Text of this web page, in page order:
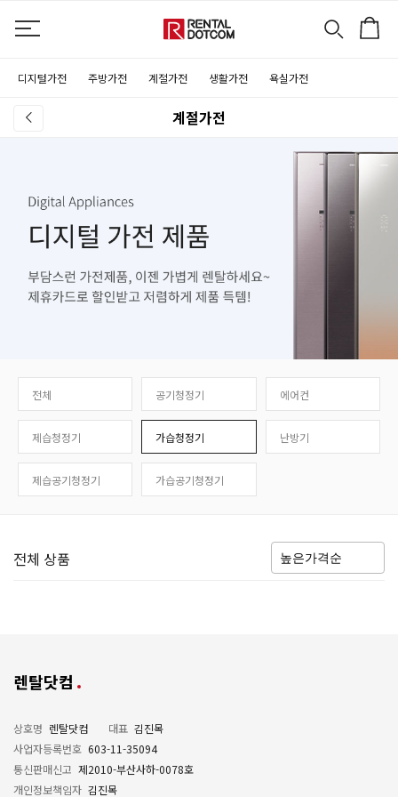
디지털가전 주방가전 계절가전 생활가전 욕실가전
계절가전
전체 공기청정기 에어컨
제습청정기 가습청정기 난방기
제습공기청정기 가습공기청정기
전체 상품
렌탈닷컴
상호명 렌탈닷컴 대표 김진목
사업자등록번호 603-11-35094
통신판매신고 제2010-부산사하-0078호
개인정보책임자 김진목